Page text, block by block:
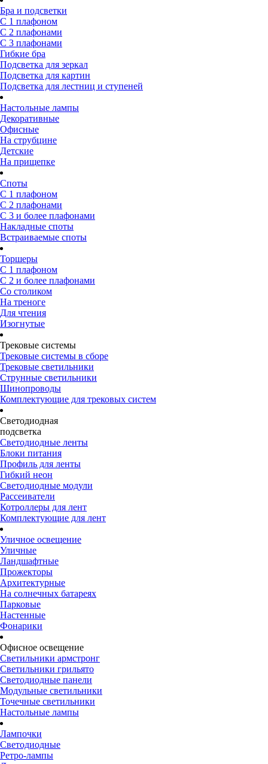
Бра и подсветки
С 1 плафоном
С 2 плафонами
С 3 плафонами
Гибкие бра
Подсветка для зеркал
Подсветка для картин
Подсветка для лестниц и ступеней
Настольные лампы
Декоративные
Офисные
На струбцине
Детские
На прищепке
Споты
С 1 плафоном
С 2 плафонами
С 3 и более плафонами
Накладные споты
Встраиваемые споты
Торшеры
С 1 плафоном
С 2 и более плафонами
Со столиком
На треноге
Для чтения
Изогнутые
Трековые системы
Трековые системы в сборе
Трековые светильники
Струнные светильники
Шинопроводы
Комплектующие для трековых систем
Светодиодная
подсветка
Светодиодные ленты
Блоки питания
Профиль для ленты
Гибкий неон
Светодиодные модули
Рассеиватели
Котроллеры для лент
Комплектующие для лент
Уличное освещение
Уличные
Ландшафтные
Прожекторы
Архитектурные
На солнечных батареях
Парковые
Настенные
Фонарики
Офисное освещение
Светильники армстронг
Светильники грильято
Светодиодные панели
Модульные светильники
Точечные светильники
Настольные лампы
Лампочки
Светодиодные
Ретро-лампы